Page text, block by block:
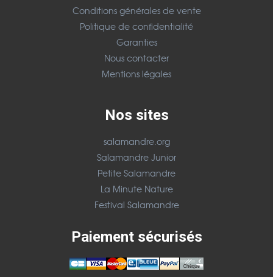
Conditions générales de vente
Politique de confidentialité
Garanties
Nous contacter
Mentions légales
Nos sites
salamandre.org
Salamandre Junior
Petite Salamandre
La Minute Nature
Festival Salamandre
Paiement sécurisés